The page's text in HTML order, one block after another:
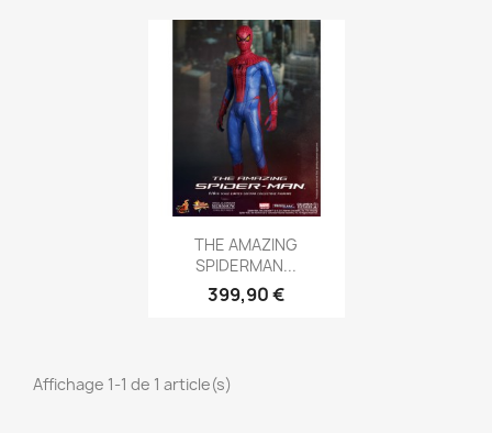
Aperçu rapide
THE AMAZING
SPIDERMAN...
399,90 €
Affichage 1-1 de 1 article(s)